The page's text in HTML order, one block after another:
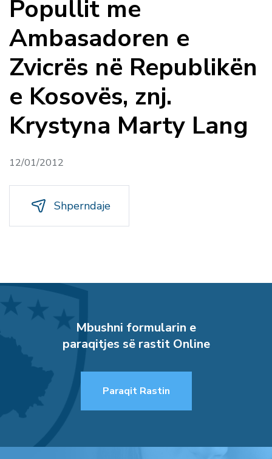
Popullit me
Ambasadoren e
Zvicrës në Republikën
e Kosovës, znj.
Krystyna Marty Lang
12/01/2012
Shperndaje
Mbushni formularin e
paraqitjes së rastit Online
Paraqit Rastin